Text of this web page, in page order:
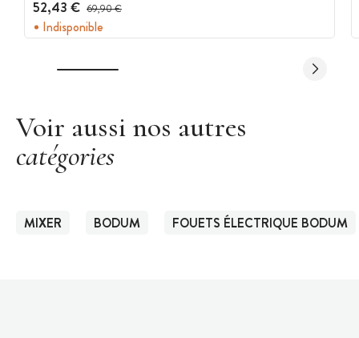
52,43 € Prix avant réduction :
69,90 €
Indisponible
Voir aussi nos autres
catégories
MIXER BODUM FOUETS ÉLECTRIQUE BODUM